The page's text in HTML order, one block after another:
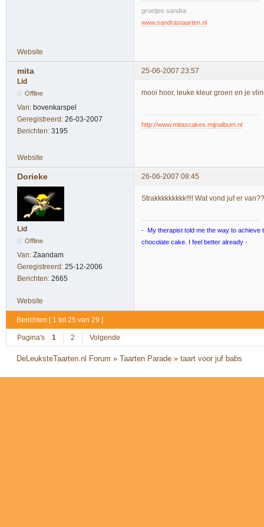
groetjes sandra
www.sandrastaarten.nl
Website
mita
25-06-2007 23:57
Lid
Offline
Van: bovenkarspel
Geregistreerd: 26-03-2007
Berichten: 3195
mooi hoor, leuke kleur groen en je
http://www.mitascakes.mijnalbum.nl
Website
Dorieke 26-06-2007 08:45
Lid
Offline
Van: Zaandam
Geregistreerd: 25-12-2006
Berichten: 2665
Strakkkkkkkkk!!!! Wat vond juf er
- My therapist told me the way to achieve
chocolate cake. I feel better already -
Website
Berichten [ 1 tot 25 van 29 ]
Pagina's 1 2 Volgende
DeLeuksteTaarten.nl Forum »Taarten Parade »taart voor juf babs